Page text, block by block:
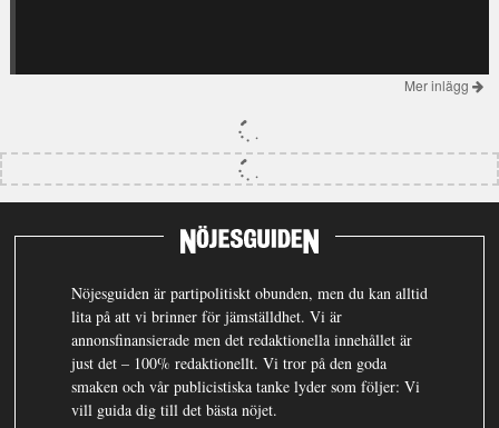
Mer inlägg
Nöjesguiden är partipolitiskt obunden, men du kan alltid
lita på att vi brinner för jämställdhet. Vi är
annonsfinansierade men det redaktionella innehållet är
just det – 100% redaktionellt. Vi tror på den goda
smaken och vår publicistiska tanke lyder som följer: Vi
vill guida dig till det bästa nöjet.